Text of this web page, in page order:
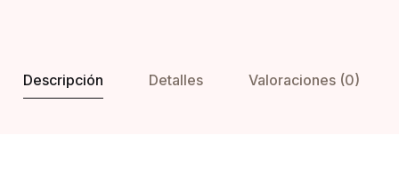
Descripción Detalles Valoraciones (0)